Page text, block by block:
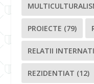
PROIECTE (79)
RELATII
REZIDENTIAT (12)